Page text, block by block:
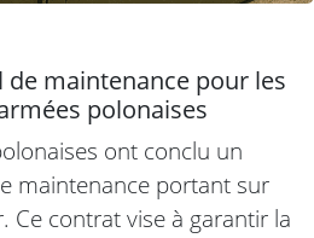
maintenance pour les
polonaises
ont conclu un
maintenance portant sur
Ce contrat vise à garantir la